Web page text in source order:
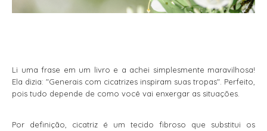
Li uma frase em um livro e a achei simplesmente maravilhosa!
Ela dizia: "Generais com cicatrizes inspiram suas tropas". Perfeito,
pois tudo depende de como você vai enxergar as situações.
Por definição, cicatriz é um tecido fibroso que substitui os